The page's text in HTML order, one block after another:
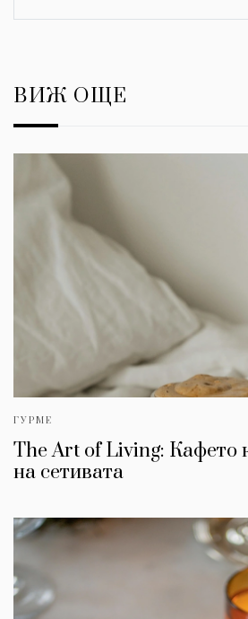
ВИЖ ОЩЕ
ГУРМЕ
The Art of Living: Кафето
на сетивата